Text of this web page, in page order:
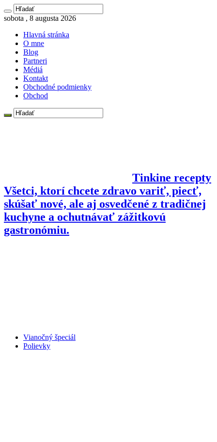
sobota , 8 augusta 2026
Hlavná stránka
O mne
Blog
Partneri
Médiá
Kontakt
Obchodné podmienky
Obchod
Tinkine recepty
Všetci, ktorí chcete zdravo variť, piecť,
skúšať nové, ale aj osvedčené z tradičnej
kuchyne a ochutnávať zážitkovú
gastronómiu.
Vianočný špeciál
Polievky